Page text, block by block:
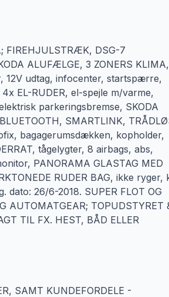
FIREHJULSTRÆK, DSG-7
ALUFÆLGE, 3 ZONERS KLIMA,
12V udtag, infocenter, startspærre,
EL-RUDER, el-spejle m/varme,
parkeringsbremse, SKODA
SMARTLINK,
bagagerumsdækken, kopholder,
tågelygter, 8 airbags, abs,
PANORAMA GLASTAG MED
RUDER BAG, ikke ryger,
dato: 26/6-2018. SUPER FLOT OG
AUTOMATGEAR; TOPUDSTYRET
TIL FX. HEST, BÅD ELLER
SAMT KUNDEFORDELE -